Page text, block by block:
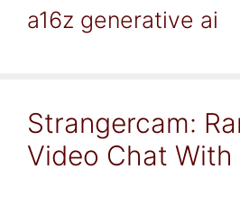
a16z generative ai
Strangercam:
Video Chat